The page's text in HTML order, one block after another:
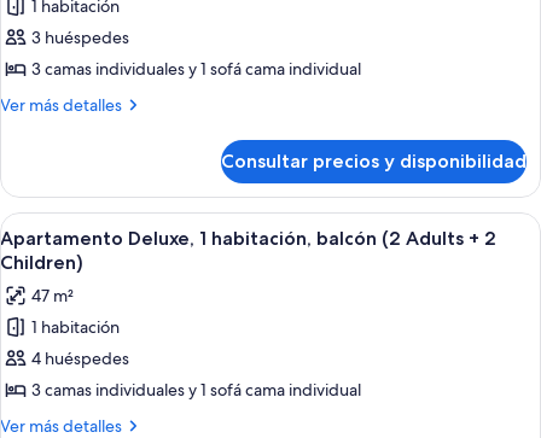
de
Apartamento
Deluxe,
1
(2
Adults
+
1
Child)
1 habitación
3 huéspedes
3 camas individuales y 1 sofá cama individual
Ver más detalles
Más
Deluxe,
habitación,
balcón
Adults
+
Child)
Consultar precios y disponibilidad
Abrir
todas
las
fotos
de
Apartamento
Deluxe,
1
Un dormitorio moderno con una
6
Apartamento Deluxe, 1 habitación, balcón (2 Adults + 2
Children)
47 m²
1 habitación
4 huéspedes
3 camas individuales y 1 sofá cama individual
Ver más detalles
Más